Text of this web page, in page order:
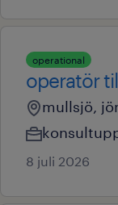
operational
operatör
mullsjö,
8 juli 2026